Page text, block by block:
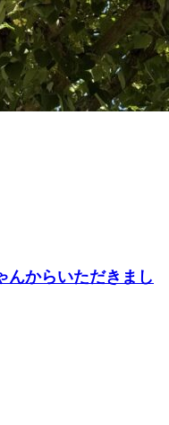
んからいただきまし